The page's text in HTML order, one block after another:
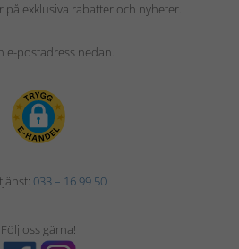
på exklusiva rabatter och nyheter.
e-postadress nedan.
033 – 16 99 50
Följ oss gärna!